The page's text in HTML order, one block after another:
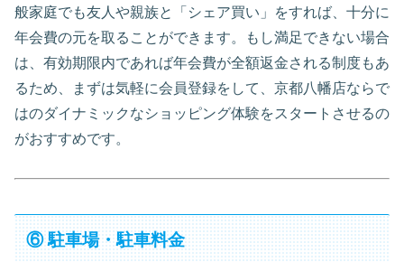
般家庭でも友人や親族と「シェア買い」をすれば、十分に
年会費の元を取ることができます。もし満足できない場合
は、有効期限内であれば年会費が全額返金される制度もあ
るため、まずは気軽に会員登録をして、京都八幡店ならで
はのダイナミックなショッピング体験をスタートさせるの
がおすすめです。
⑥ 駐車場・駐車料金